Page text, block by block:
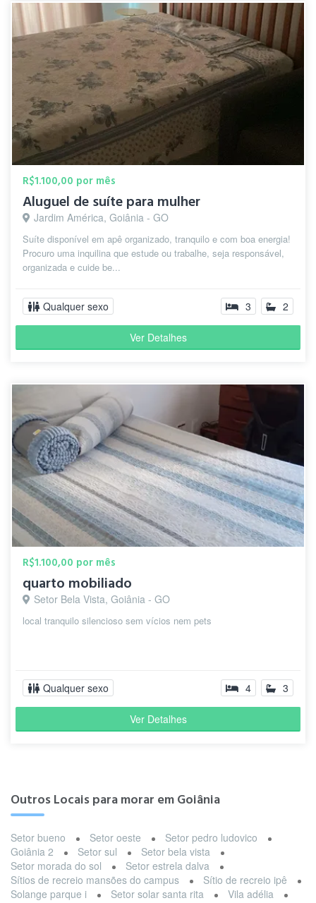
R$1.100,00 por mês
Aluguel de suíte para mulher
Jardim América, Goiânia - GO
Suíte disponível em apê organizado, tranquilo e com boa energia!
Procuro uma inquilina que estude ou trabalhe, seja responsável,
organizada e cuide be...
Qualquer sexo 3 2
Ver Detalhes
R$1.100,00 por mês
quarto mobiliado
Setor Bela Vista, Goiânia - GO
local tranquilo silencioso sem vícios nem pets
Qualquer sexo 4 3
Ver Detalhes
Outros Locais para morar em Goiânia
Setor bueno Setor oeste
Setor pedro ludovico
Goiânia 2
Setor sul
Setor bela vista
Setor morada do sol
Setor estrela dalva
Sítios de recreio mansões do campus
Sítio de recreio ipê
Solange parque i
Setor solar santa rita
Vila adélia